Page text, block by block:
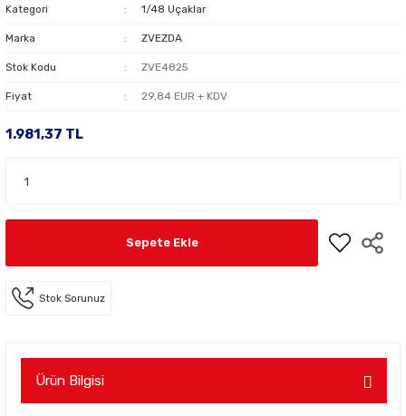
Kategori 1/48 Uçaklar
Marka ZVEZDA
Stok Kodu ZVE4825
Fiyat 29,84 EUR + KDV
1.981,37 TL
Sepete Ekle
Stok Sorunuz
Ürün Bilgisi